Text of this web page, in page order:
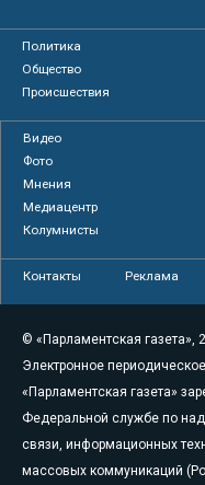
Политика
Общество
Происшествия
Видео
Фото
Мнения
Медиацентр
Колумнисты
Контакты Реклама
© «Парламентская газета»,
Электронное
«Парламентская газета»
Федеральной службе по
связи, информационных
массовых коммуникаций